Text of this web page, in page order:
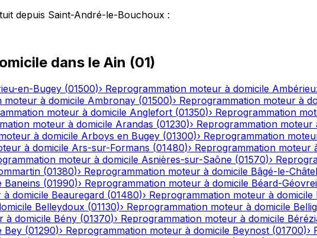
depuis Saint-André-le-Bouchoux :
dans le Ain (01)
en-Bugey (01500)› Reprogrammation moteur à domicile
moteur à domicile Ambronay (01500)› Reprogrammation moteur à
moteur à domicile Anglefort (01350)› Reprogrammation
moteur à domicile Arandas (01230)› Reprogrammation moteur
à domicile Arboys en Bugey (01300)› Reprogrammation
à domicile Ars-sur-Formans (01480)› Reprogrammation moteur
moteur à domicile Asnières-sur-Saône (01570)›
(01380)› Reprogrammation moteur à domicile Bâgé-le-Châtel
Baneins (01990)› Reprogrammation moteur à domicile Béard-
à domicile Beauregard (01480)› Reprogrammation moteur à domicile
Belleydoux (01130)› Reprogrammation moteur à domicile
à domicile Bény (01370)› Reprogrammation moteur à domicile
Bey (01290)› Reprogrammation moteur à domicile Beynost (01700)›